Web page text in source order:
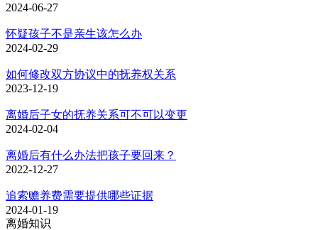
2024-06-27
怀疑孩子不是亲生该怎么办
2024-02-29
如何修改双方协议中的抚养权关系
2023-12-19
离婚后子女的抚养关系可不可以变更
2024-02-04
离婚后有什么办法把孩子要回来？
2022-12-27
追索赡养费需要提供哪些证据
2024-01-19
离婚知识